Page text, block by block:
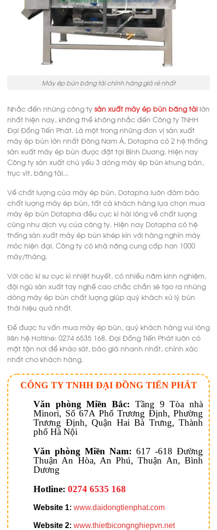
Máy ép bùn băng tải chính hãng giá rẻ nhất
Nhắc đến những công tysản xuất máy ép bùn băng tải lớn
nhất hiện nay, không thể không nhắc đến Công ty TNHH
Đại Đồng Tiến Phát. Là một trong những đơn vị sản xuất
máy ép bùn lớn nhất Đông Nam Á, Dotapha có 2 hệ thống
sản xuất máy ép bùn được đặt tại Bình Dương. Hiện nay
Công ty sản xuất chủ yếu 3 dòng máy ép bùn khung bản,
trục vít, băng tải…
Về chất lượng của máy ép bùn, Dotapha luôn đảm bảo
chất lượng máy ép bùn, tất cả khách hàng lựa chọn mua
máy ép bùn Dotapha đều cực kì hài lòng về chất lượng
cũng như dịch vụ của công ty. Hiện nay Dotapha có hệ
thống sản xuất máy ép bùn khép kín với hàng nghìn máy
móc hiện đại. Công ty có khả năng cung cấp hơn 1000
máy/tháng.
Với các kĩ sư cực kì nhiệt huyết, có nhiều năm kinh nghiệm,
đội ngũ sản xuất tay nghề cao chắc chắn sẽ tạo ra những
dòng máy ép bùn chất lượng giúp quý khách xử lý bùn
thải hiệu quả nhất.
Để được tư vấn mua máy ép bùn, quý khách hàng vui lòng
liên hệ Hotline: 0274 6535 168. Đại Đồng Tiến Phát luôn có
mặt tận nơi để khảo sát, báo giá nhanh nhất, chính xác
nhất cho khách hàng.
CÔNG TY TNHH ĐẠI ĐỒNG TIẾN PHÁT
Văn phòng Miền Bắc: Tầng 9 Tòa nhà
Minori, Số 67A Phố Trương Định, Phường
Trương Định, Quận Hai Bà Trưng, Thành
phố Hà Nội
Văn phòng Miền Nam: 617 -618 Đường
Thuận An Hòa, An Phú, Thuận An, Bình
Dương
Hotline: 0274 6535 168
Website 1: www.daidongtienphat.com
Website 2: www.thietbicongnghiepvn.net